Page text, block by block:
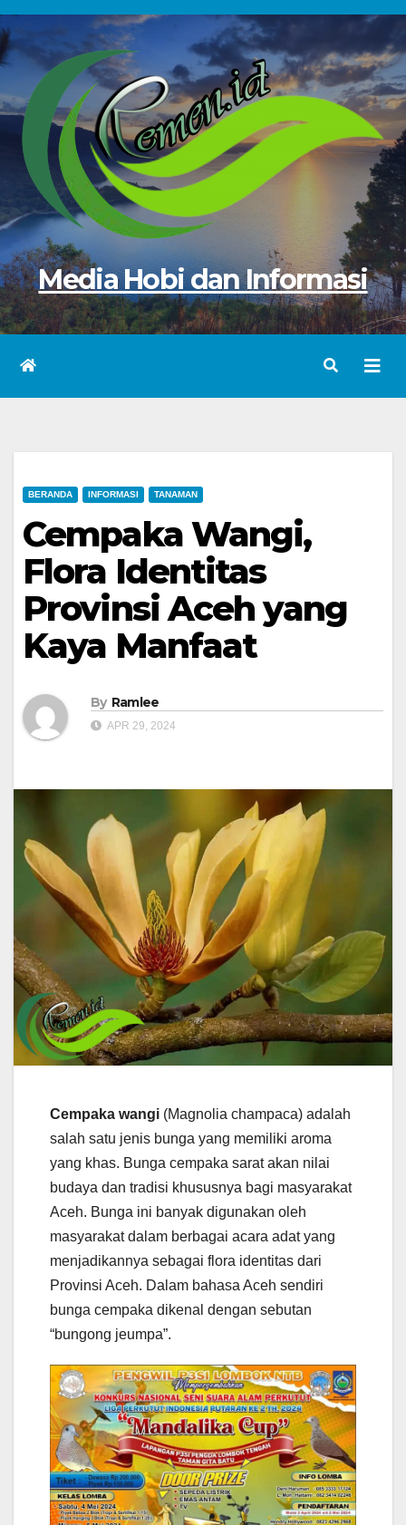
Skip
to
content
Media Hobi dan Informasi
BERANDA INFORMASI TANAMAN
Cempaka Wangi,
Flora Identitas
Provinsi Aceh yang
Kaya Manfaat
By Ramlee
APR 29, 2024
Cempaka wangi (Magnolia champaca) adalah
salah satu jenis bunga yang memiliki aroma
yang khas. Bunga cempaka sarat akan nilai
budaya dan tradisi khususnya bagi masyarakat
Aceh. Bunga ini banyak digunakan oleh
masyarakat dalam berbagai acara adat yang
menjadikannya sebagai flora identitas dari
Provinsi Aceh. Dalam bahasa Aceh sendiri
bunga cempaka dikenal dengan sebutan
“bungong jeumpa”.